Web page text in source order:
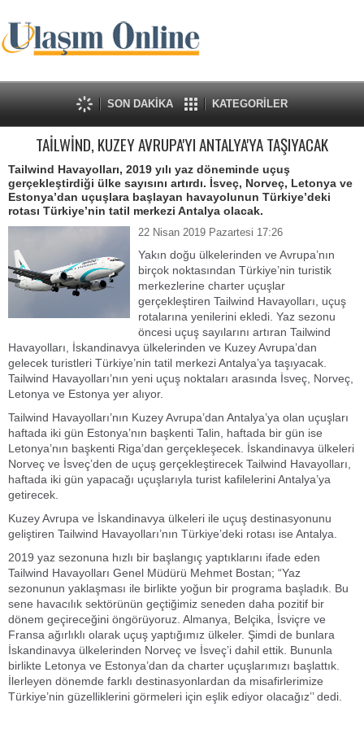
SON DAKİKA KATEGORİLER
TAİLWİND, KUZEY AVRUPA'YI ANTALYA'YA TAŞIYACAK
Tailwind Havayolları, 2019 yılı yaz döneminde uçuş
gerçekleştirdiği ülke sayısını artırdı. İsveç, Norveç, Letonya ve
Estonya’dan uçuşlara başlayan havayolunun Türkiye’deki
rotası Türkiye’nin tatil merkezi Antalya olacak.
22 Nisan 2019 Pazartesi 17:26
Yakın doğu ülkelerinden ve Avrupa’nın
birçok noktasından Türkiye’nin turistik
merkezlerine charter uçuşlar
gerçekleştiren Tailwind Havayolları, uçuş
rotalarına yenilerini ekledi. Yaz sezonu
öncesi uçuş sayılarını artıran Tailwind
Havayolları, İskandinavya ülkelerinden ve Kuzey Avrupa’dan
gelecek turistleri Türkiye’nin tatil merkezi Antalya’ya taşıyacak.
Tailwind Havayolları’nın yeni uçuş noktaları arasında İsveç, Norveç,
Letonya ve Estonya yer alıyor.
Tailwind Havayolları’nın Kuzey Avrupa’dan Antalya’ya olan uçuşları
haftada iki gün Estonya’nın başkenti Talin, haftada bir gün ise
Letonya’nın başkenti Riga’dan gerçekleşecek. İskandinavya ülkeleri
Norveç ve İsveç’den de uçuş gerçekleştirecek Tailwind Havayolları,
haftada iki gün yapacağı uçuşlarıyla turist kafilelerini Antalya’ya
getirecek.
Kuzey Avrupa ve İskandinavya ülkeleri ile uçuş destinasyonunu
geliştiren Tailwind Havayolları’nın Türkiye’deki rotası ise Antalya.
2019 yaz sezonuna hızlı bir başlangıç yaptıklarını ifade eden
Tailwind Havayolları Genel Müdürü Mehmet Bostan; “Yaz
sezonunun yaklaşması ile birlikte yoğun bir programa başladık. Bu
sene havacılık sektörünün geçtiğimiz seneden daha pozitif bir
dönem geçireceğini öngörüyoruz. Almanya, Belçika, İsviçre ve
Fransa ağırlıklı olarak uçuş yaptığımız ülkeler. Şimdi de bunlara
İskandinavya ülkelerinden Norveç ve İsveç’i dahil ettik. Bununla
birlikte Letonya ve Estonya’dan da charter uçuşlarımızı başlattık.
İlerleyen dönemde farklı destinasyonlardan da misafirlerimize
Türkiye’nin güzelliklerini görmeleri için eşlik ediyor olacağız’’ dedi.